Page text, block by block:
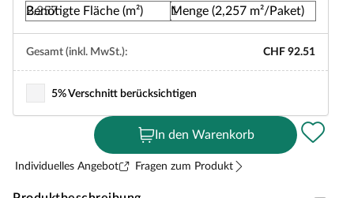
Benötigte Fläche (m²) Menge (2,257 m²/Paket)
Gesamt (inkl. MwSt.): CHF 92.51
5% Verschnitt berücksichtigen
In den Warenkorb
Individuelles Angebot Fragen zum Produkt